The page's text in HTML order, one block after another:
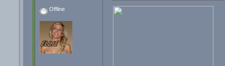
Offline